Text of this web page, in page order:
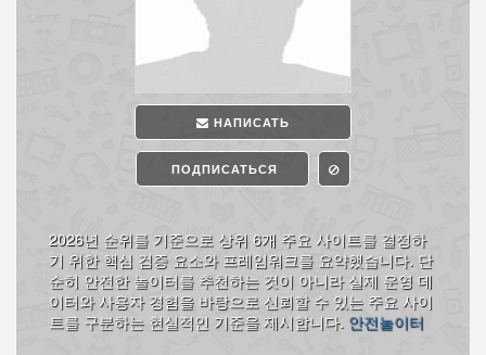
НАПИСАТЬ
ПОДПИСАТЬСЯ
2026년 순위를 기준으로 상위 6개 주요 사이트를 결정하
기 위한 핵심 검증 요소와 프레임워크를 요약했습니다. 단
순히 안전한 놀이터를 추천하는 것이 아니라 실제 운영 데
이터와 사용자 경험을 바탕으로 신뢰할 수 있는 주요 사이
트를 구분하는 현실적인 기준을 제시합니다. 안전놀이터